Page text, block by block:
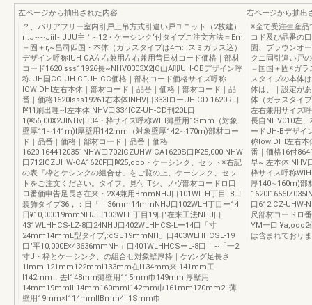
左ページから抽出された内容
？、パリアフリー室内引戸上吊方式引違い戸ユニット（2枚建）
r;:J~~Jiil~JJU主＇~12・ケーシンク‘付タイプご注文方法＝Em
＋固＋r,~昌司四国・本体（ガラスタイプは4m:l:スミガラス込）
デザイン呼称IUH-CA左右兼用左右兼用昔日材コード価格｜部材
コード1620Isss11926長~NHV0303X2[C山A叩UH-CBデザイン呼
称IUH国COIUH-CFUH-CC価格｜部材コード価格サイズ呼称
IOWIDHI左右本体｜部材コード｜品番｜価格｜部材コード｜品
番｜価格1620Isss19261右本体INHV口333IローUH-CD-1620R口
I¥11刷出哩~l左本体INHV口334ICZ-UH-CD刊20L口
1(¥56,00X2JINHv口34・枠サイズ呼称WIH薄壁用1Smm（対象
壁厚11∼141m)I厚壁用142mm（対象壁厚142∼170m)部材コー
ド｜品番｜価格｜部材コード｜品番｜価格
1620I1644120351NHW口702ICZUHW-CA1620S口I¥25,000INHW
口712ICZUHW-CA1620F口I¥25,ooo・ケーシンク、セット※右記
の表『枠とケシンクの組合せ」をご覧の上、ケーシンク、セッ
トをご注文ください。タイフ。見付'Tシ、ノヴ部材コードロ口
ロ番価申告足長さ在来・2X4兼用BmmNHJ口101WL-H丁目−8口
装飾タイプ36，：日「「36mm14mmNHJ口102WLH丁目ー14
日¥10,00019mmNHJ口103WLH丁目19口"在来工法NHJ口
431WLHHCS-LZ-8口24NHJ口402WLHHCS-Lー14口「寸
24mm14mmL型タイプ,:cSJ19mmNH」口403WLHHCSL-19
口"平10,000E×43636mmNH」口401WLHHCSーL-8口＇~「一2
寸J・枠とケーシンク、の組合せ対象壁厚枠｜ケγング足長さ
1lmmI121mm122mmI133mm在I134mm来I141mm工
I142mm，去I148mm薄壁用115mm巾149mmI厚壁用
14mm19mmIII14mm160mmI142mm巾161mm170mm2II薄
壁用19mm×I114mmIIBmm4II1Smm巾
右ページから抽出
※全て受注生産品
コド及び晶番の
園、ブラウンオ
クニ固引違い戸
＝国国＋固※ガ
スタイプの本体
体は、｜設定が
体（ガラスタイ
左右兼用サイズ
長自NHV010左
ードUH-Bデザイ
称IowIDHI左右本
番｜価格16付
早~l左本体INHV
枠サイス呼称
厚140∼160m)部
口612ICZ-UHW-
尺部材コードロ
YM一口I¥a,ooo2
は含まれており